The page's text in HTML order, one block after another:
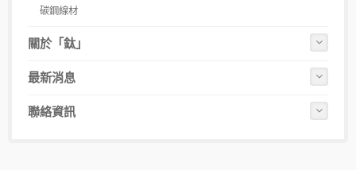
碳鋼線材
關於「鈦」
最新消息
聯絡資訊